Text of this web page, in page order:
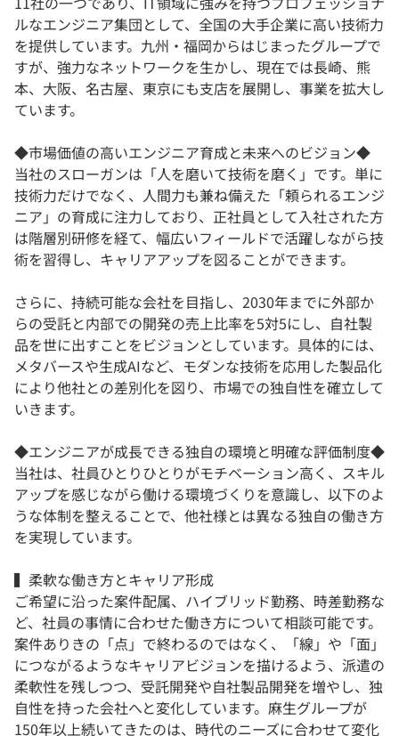
ルなエンジニア集団として、全国の大手企業に高い技術力
を提供しています。九州・福岡からはじまったグループで
すが、強力なネットワークを生かし、現在では長崎、熊
本、大阪、名古屋、東京にも支店を展開し、事業を拡大し
ています。
◆市場価値の高いエンジニア育成と未来へのビジョン◆
当社のスローガンは「人を磨いて技術を磨く」です。単に
技術力だけでなく、人間力も兼ね備えた「頼られるエンジ
ニア」の育成に注力しており、正社員として入社された方
は階層別研修を経て、幅広いフィールドで活躍しながら技
術を習得し、キャリアアップを図ることができます。
さらに、持続可能な会社を目指し、2030年までに外部か
らの受託と内部での開発の売上比率を5対5にし、自社製
品を世に出すことをビジョンとしています。具体的には、
メタバースや生成AIなど、モダンな技術を応用した製品化
により他社との差別化を図り、市場での独自性を確立して
いきます。
◆エンジニアが成長できる独自の環境と明確な評価制度◆
当社は、社員ひとりひとりがモチベーション高く、スキル
アップを感じながら働ける環境づくりを意識し、以下のよ
うな体制を整えることで、他社様とは異なる独自の働き方
を実現しています。
▍柔軟な働き方とキャリア形成
ご希望に沿った案件配属、ハイブリッド勤務、時差勤務な
ど、社員の事情に合わせた働き方について相談可能です。
案件ありきの「点」で終わるのではなく、「線」や「面」
につながるようなキャリアビジョンを描けるよう、派遣の
柔軟性を残しつつ、受託開発や自社製品開発を増やし、独
自性を持った会社へと変化しています。麻生グループが
150年以上続いてきたのは、時代のニーズに合わせて変化